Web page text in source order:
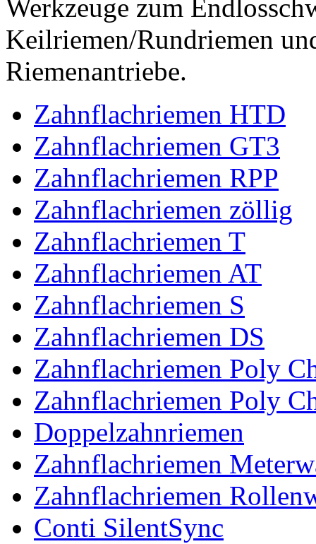
Werkzeuge zum
Keilriemen/Rundriemen
Riemenantriebe.
Zahnflachriemen HTD
Zahnflachriemen GT3
Zahnflachriemen RPP
Zahnflachriemen zöllig
Zahnflachriemen T
Zahnflachriemen AT
Zahnflachriemen S
Zahnflachriemen DS
Zahnflachriemen Poly
Zahnflachriemen Poly
Doppelzahnriemen
Zahnflachriemen
Zahnflachriemen
Conti SilentSync